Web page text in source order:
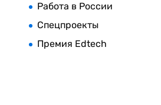
Работа в России
Спецпроекты
Премия Edtech